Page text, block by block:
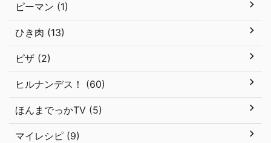
ピーマン (1)
ひき肉 (13)
ピザ (2)
ヒルナンデス！ (60)
ほんまでっかTV (5)
マイレシピ (9)